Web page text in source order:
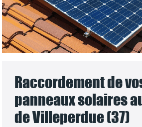
Raccordement de
panneaux solaires
de Villeperdue (37)